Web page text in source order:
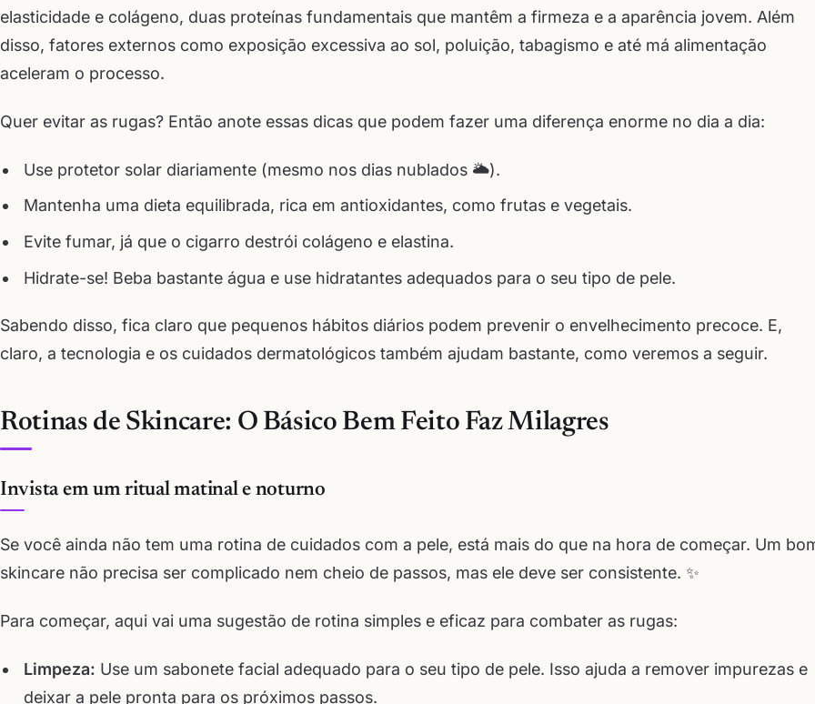
elasticidade e colágeno, duas proteínas fundamentais que mantêm a firmeza e a aparência jovem. Além
disso, fatores externos como exposição excessiva ao sol, poluição, tabagismo e até má alimentação
aceleram o processo.
Quer evitar as rugas? Então anote essas dicas que podem fazer uma diferença enorme no dia a dia:
Use protetor solar diariamente (mesmo nos dias nublados 🌥️).
Mantenha uma dieta equilibrada, rica em antioxidantes, como frutas e vegetais.
Evite fumar, já que o cigarro destrói colágeno e elastina.
Hidrate-se! Beba bastante água e use hidratantes adequados para o seu tipo de pele.
Sabendo disso, fica claro que pequenos hábitos diários podem prevenir o envelhecimento precoce. E,
claro, a tecnologia e os cuidados dermatológicos também ajudam bastante, como veremos a seguir.
Rotinas de Skincare: O Básico Bem Feito Faz Milagres
Invista em um ritual matinal e noturno
Se você ainda não tem uma rotina de cuidados com a pele, está mais do que na hora de começar. Um
skincare não precisa ser complicado nem cheio de passos, mas ele deve ser consistente. ✨
Para começar, aqui vai uma sugestão de rotina simples e eficaz para combater as rugas:
Limpeza: Use um sabonete facial adequado para o seu tipo de pele. Isso ajuda a remover impurezas e
deixar a pele pronta para os próximos passos.